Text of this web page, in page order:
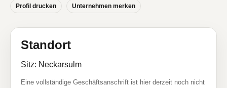
Profil drucken Unternehmen merken
Standort
Sitz: Neckarsulm
Eine vollständige Geschäftsanschrift ist hier derzeit noch nicht